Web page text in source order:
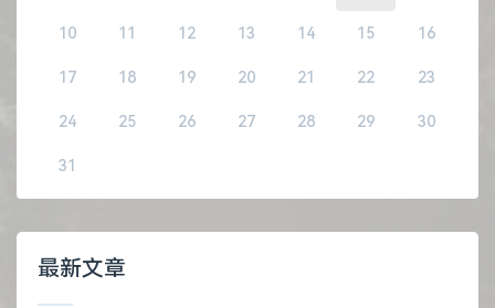
10 11 12 13 14 15 16
17 18 19 20 21 22 23
24 25 26 27 28 29 30
31
最新文章